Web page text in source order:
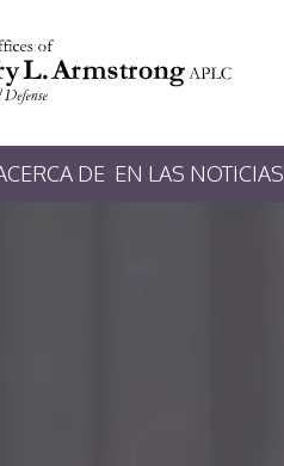
DE EN LAS NOTICIAS